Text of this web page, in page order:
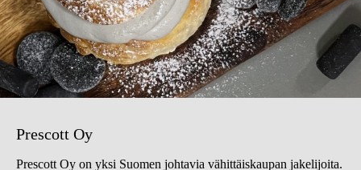
Prescott Oy
Prescott Oy on yksi Suomen johtavia vähittäiskaupan jakelijoita.